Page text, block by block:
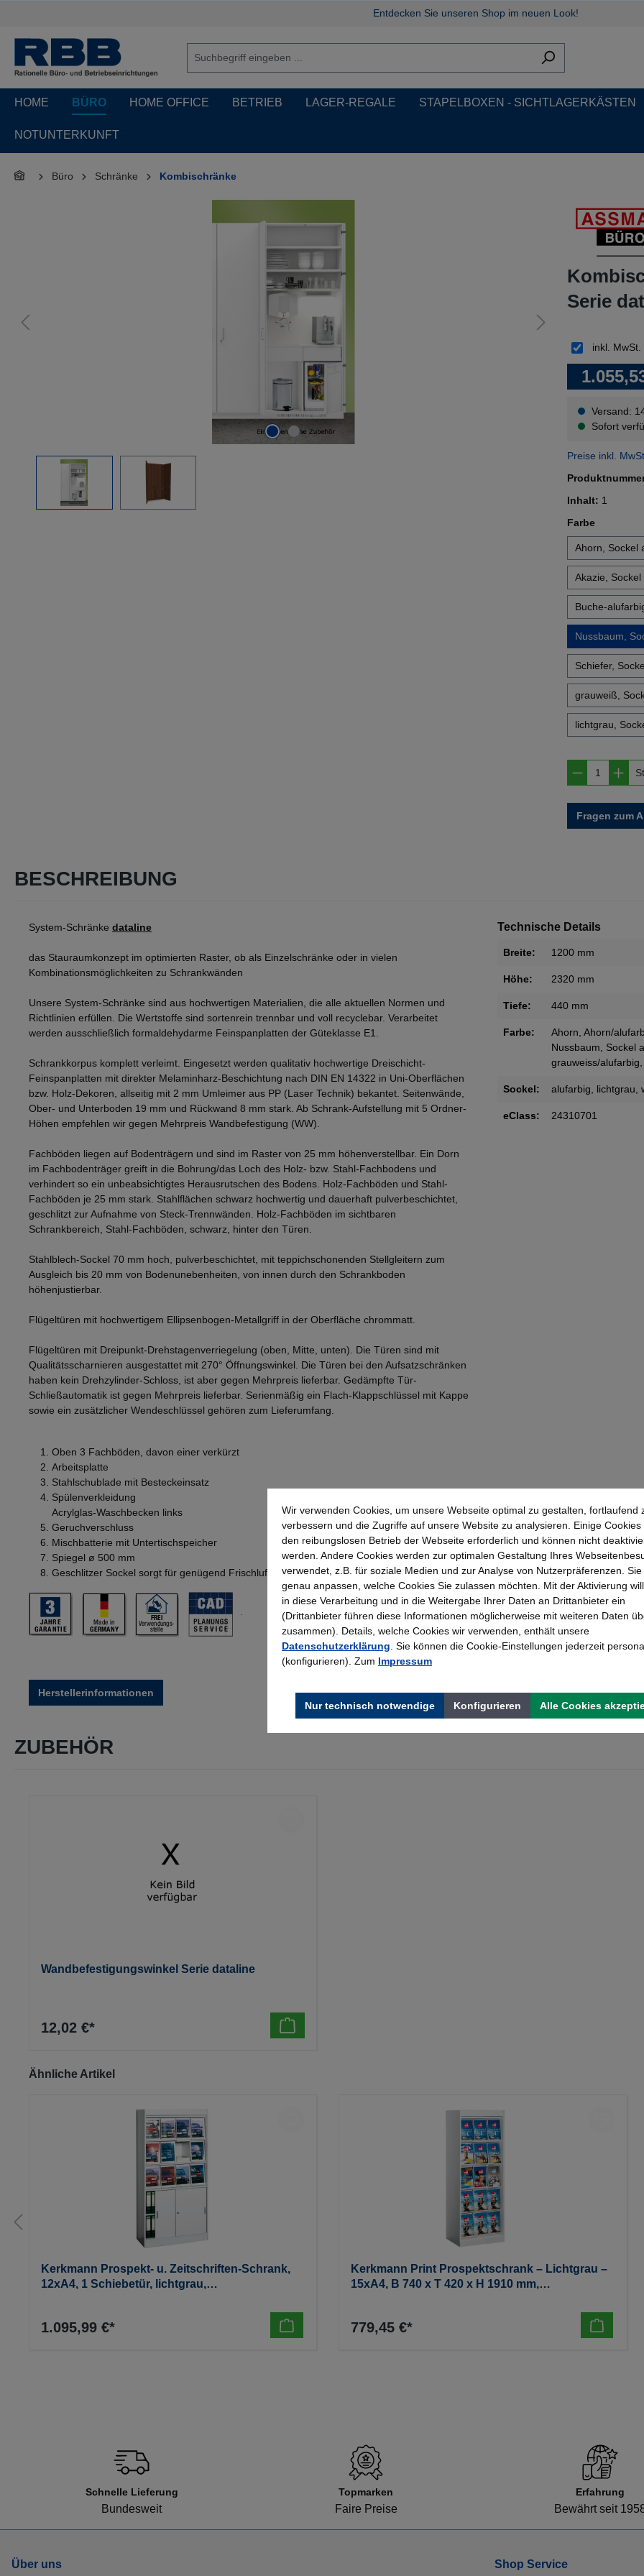
Entdecken Sie unseren Shop im neuen Look!
HOME BÜRO HOME OFFICE BETRIEB LAGER-REGALE STAPELBOXEN - SICHTLAGERKÄSTEN
NOTUNTERKUNFT
Büro Schränke Kombischränke
Serie
Versand:
Sofort
inkl. MwSt.
Preise inkl.
Inhalt: 1
Farbeauswählen
Ahorn, Sockel
Akazie, Sockel
Buche-
Nussbaum,
Schiefer,
grauweiß,
lichtgrau,
Produkt
Fragen zum
BESCHREIBUNG
System-Schränke dataline
das Stauraumkonzept im optimierten Raster, ob als Einzelschränke oder in vielen
Kombinationsmöglichkeiten zu Schrankwänden
Unsere System-Schränke sind aus hochwertigen Materialien, die alle aktuellen Normen und
Richtlinien erfüllen. Die Wertstoffe sind sortenrein trennbar und voll recyclebar. Verarbeitet
werden ausschließlich formaldehydarme Feinspanplatten der Güteklasse E1.
Schrankkorpus komplett verleimt. Eingesetzt werden qualitativ hochwertige Dreischicht-
Feinspanplatten mit direkter Melaminharz-Beschichtung nach DIN EN 14322 in Uni-Oberflächen
bzw. Holz-Dekoren, allseitig mit 2 mm Umleimer aus PP (Laser Technik) bekantet. Seitenwände,
Ober- und Unterboden 19 mm und Rückwand 8 mm stark. Ab Schrank-Aufstellung mit 5 Ordner-
Höhen empfehlen wir gegen Mehrpreis Wandbefestigung (WW).
Fachböden liegen auf Bodenträgern und sind im Raster von 25 mm höhenverstellbar. Ein Dorn
im Fachbodenträger greift in die Bohrung/das Loch des Holz- bzw. Stahl-Fachbodens und
verhindert so ein unbeabsichtigtes Herausrutschen des Bodens. Holz-Fachböden und Stahl-
Fachböden je 25 mm stark. Stahlflächen schwarz hochwertig und dauerhaft pulverbeschichtet,
geschlitzt zur Aufnahme von Steck-Trennwänden. Holz-Fachböden im sichtbaren
Schrankbereich, Stahl-Fachböden, schwarz, hinter den Türen.
Stahlblech-Sockel 70 mm hoch, pulverbeschichtet, mit teppichschonenden Stellgleitern zum
Ausgleich bis 20 mm von Bodenunebenheiten, von innen durch den Schrankboden
höhenjustierbar.
Flügeltüren mit hochwertigem Ellipsenbogen-Metallgriff in der Oberfläche chrommatt.
Flügeltüren mit Dreipunkt-Drehstagenverriegelung (oben, Mitte, unten). Die Türen sind mit
Qualitätsscharnieren ausgestattet mit 270° Öffnungswinkel. Die Türen bei den Aufsatzschränken
haben kein Drehzylinder-Schloss, ist aber gegen Mehrpreis lieferbar. Gedämpfte Tür-
Schließautomatik ist gegen Mehrpreis lieferbar. Serienmäßig ein Flach-Klappschlüssel mit Kappe
sowie ein zusätzlicher Wendeschlüssel gehören zum Lieferumfang.
Oben 3 Fachböden, davon einer verkürzt
Arbeitsplatte
Stahlschublade mit Besteckeinsatz
Spülenverkleidung
Acrylglas-Waschbecken links
Geruchverschluss
Mischbatterie mit Untertischspeicher
Spiegel ø 500 mm
Geschlitzer Sockel sorgt für genügend Frischluft
Technische Details
Breite: 1200 mm
Höhe: 2320 mm
Tiefe: 440 mm
Farbe: Ahorn, Ahorn/
Nussbaum, Sockel
grauweiss/alufarbig
Sockel: alufarbig, lichtgrau,
eClass: 24310701
Herstellerinformationen
ZUBEHÖR
Wandbefestigungswinkel Serie dataline
12,02 €*
Produktgalerie überspringen
Ähnliche Artikel
Kerkmann Prospekt- u. Zeitschriften-Schrank,
12xA4, 1 Schiebetür, lichtgrau,
1.095,99 €*
Kerkmann Print Prospektschrank – Lichtgrau –
15xA4, B 740 x T 420 x H 1910 mm,
779,45 €*
Schnelle Lieferung
Bundesweit
Topmarken
Faire Preise
Erfahrung
Bewährt seit
Über uns Shop Service
Wir verwenden Cookies, um unsere Webseite optimal zu gestalten, fortlaufend
verbessern und die Zugriffe auf unsere Website zu analysieren. Einige Cookies
den reibungslosen Betrieb der Webseite erforderlich und können nicht
werden. Andere Cookies werden zur optimalen Gestaltung Ihres
verwendet, z.B. für soziale Medien und zur Analyse von Nutzerpräferenzen. Sie
genau anpassen, welche Cookies Sie zulassen möchten. Mit der Aktivierung
in diese Verarbeitung und in die Weitergabe Ihrer Daten an Drittanbieter ein
(Drittanbieter führen diese Informationen möglicherweise mit weiteren Daten
zusammen). Details, welche Cookies wir verwenden, enthält unsere
Datenschutzerklärung . Sie können die Cookie-Einstellungen jederzeit
(konfigurieren). Zum Impressum
Nur technisch notwendige Konfigurieren Alle Cookies